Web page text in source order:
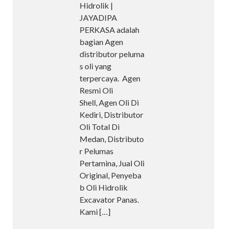
Hidrolik |
JAYADIPA
PERKASA adalah
bagian Agen
distributor peluma
s oli yang
terpercaya. Agen
Resmi Oli
Shell, Agen Oli Di
Kediri, Distributor
Oli Total Di
Medan, Distributo
r Pelumas
Pertamina, Jual Oli
Original, Penyeba
b Oli Hidrolik
Excavator Panas.
Kami[…]